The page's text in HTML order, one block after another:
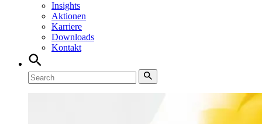
Insights
Aktionen
Karriere
Downloads
Kontakt